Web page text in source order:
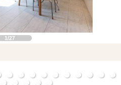
1/27